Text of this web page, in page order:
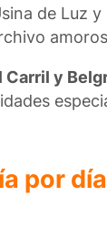
de Luz
Carril y
por día